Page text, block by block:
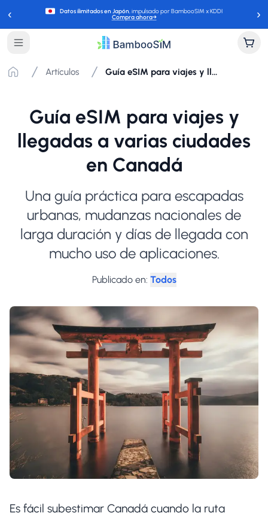
‹ Datos ilimitados en Japón, impulsado por BambooSIM x KDDI
Compra ahora→ ›
Artículos Guía eSIM para viajes y llegadas a varias ciudades en Canadá
Guía eSIM para viajes y
llegadas a varias ciudades
en Canadá
Una guía práctica para escapadas
urbanas, mudanzas nacionales de
larga duración y días de llegada con
mucho uso de aplicaciones.
Publicado en: Todos
Es fácil subestimar Canadá cuando la ruta